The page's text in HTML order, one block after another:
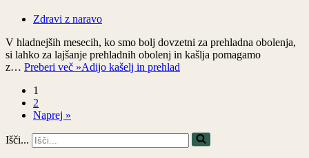
Zdravi z naravo
V hladnejših mesecih, ko smo bolj dovzetni za prehladna obolenja,
si lahko za lajšanje prehladnih obolenj in kašlja pomagamo
z… Preberi več »Adijo kašelj in prehlad
1
2
Naprej »
Išči...